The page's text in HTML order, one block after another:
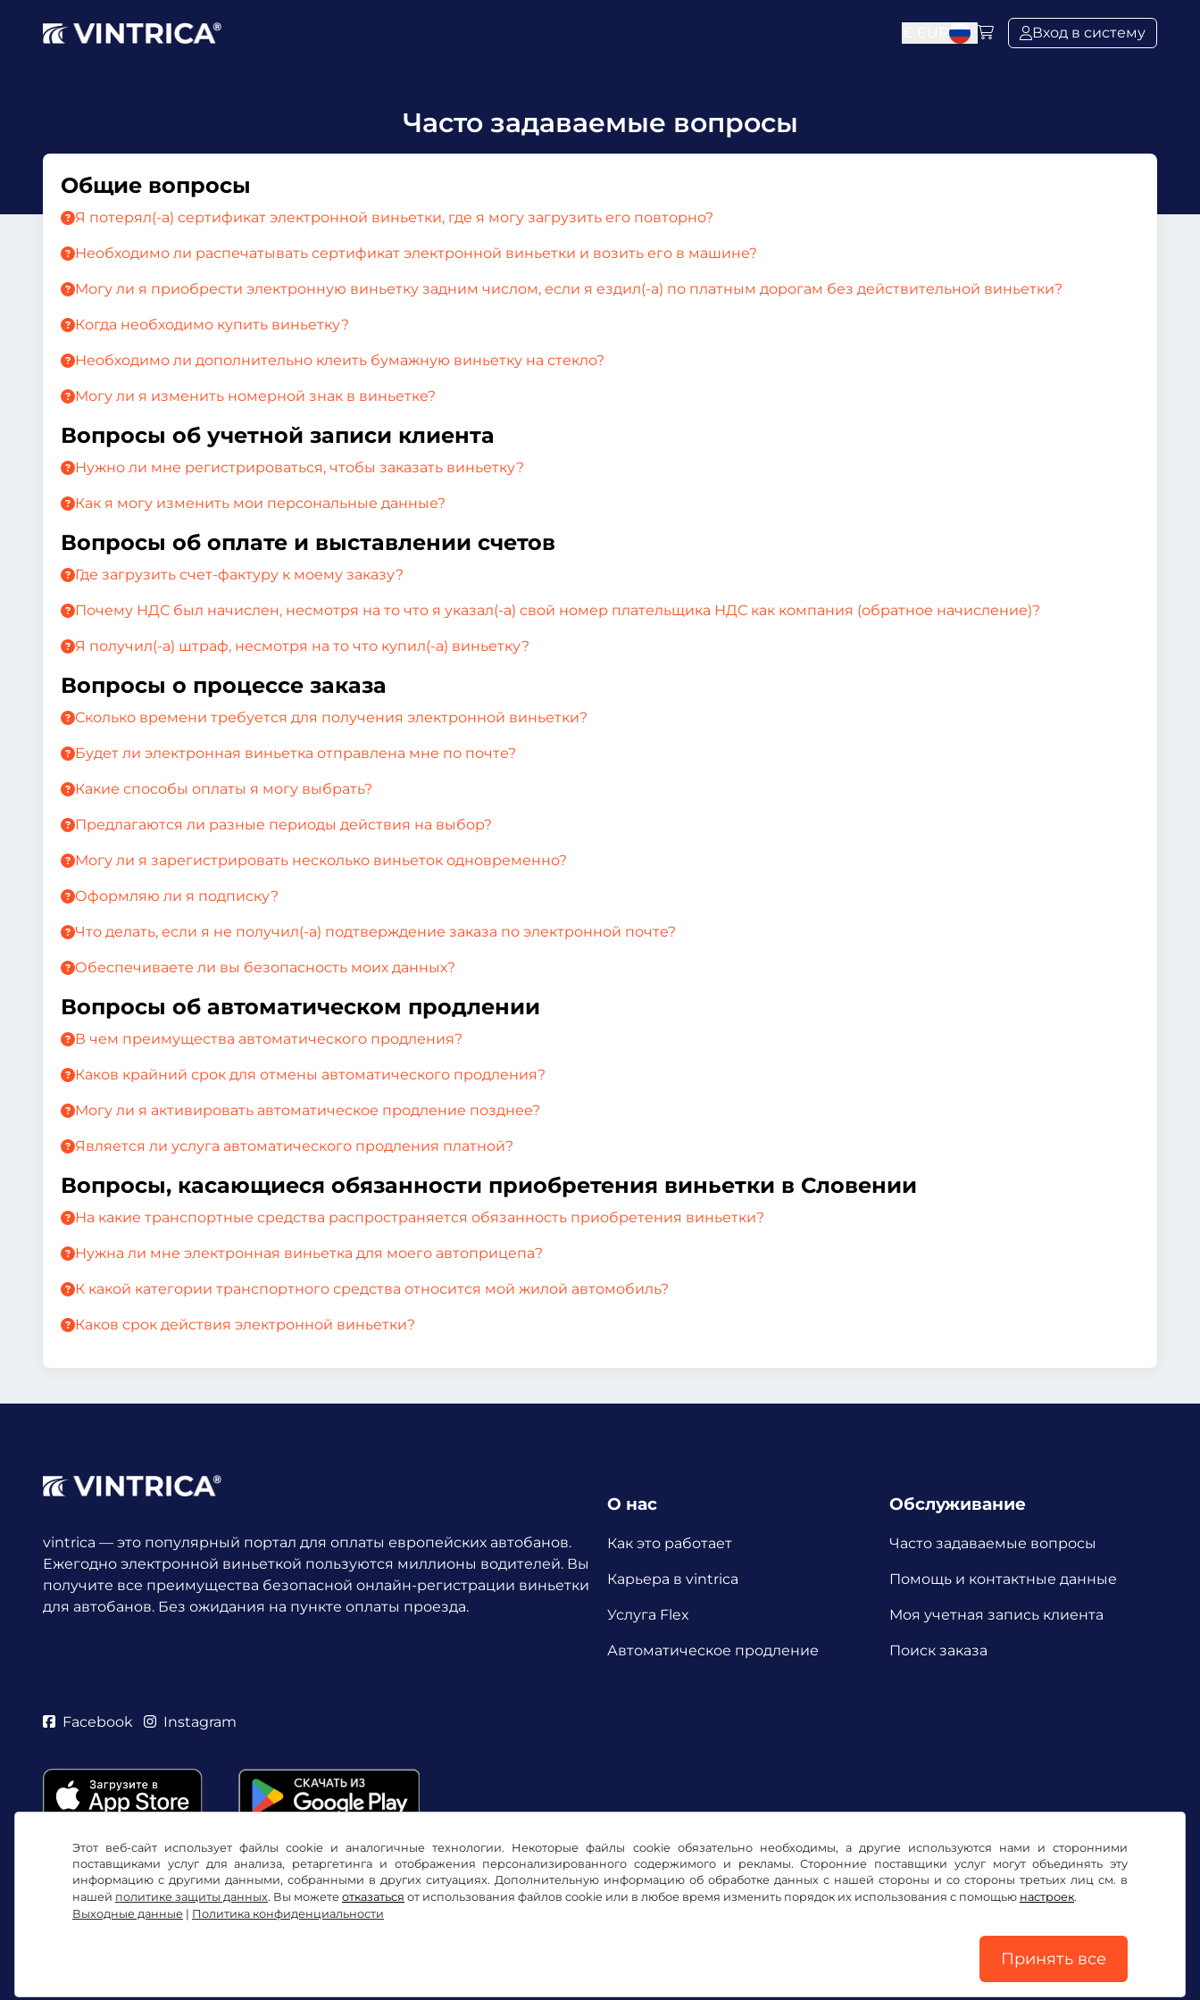
Этот веб-сайт использует файлы cookie и аналогичные технологии. Некоторые файлы cookie обязательно необходимы, а другие используются нами и сторонними
поставщиками услуг для анализа, ретаргетинга и отображения персонализированного содержимого и рекламы. Сторонние поставщики услуг могут объединять эту
информацию с другими данными, собранными в других ситуациях. Дополнительную информацию об обработке данных с нашей стороны и со стороны третьих лиц см. в
нашей политике защиты данных. Вы можете отказаться от использования файлов cookie или в любое время изменить порядок их использования с помощью настроек.
Выходные данные | Политика конфиденциальности
Принять все
Вход в систему
Часто задаваемые вопросы
Общие вопросы
Я потерял(-а) сертификат электронной виньетки, где я могу загрузить его повторно?
Необходимо ли распечатывать сертификат электронной виньетки и возить его в машине?
Могу ли я приобрести электронную виньетку задним числом, если я ездил(-а) по платным дорогам без действительной виньетки?
Когда необходимо купить виньетку?
Необходимо ли дополнительно клеить бумажную виньетку на стекло?
Могу ли я изменить номерной знак в виньетке?
Вопросы об учетной записи клиента
Нужно ли мне регистрироваться, чтобы заказать виньетку?
Как я могу изменить мои персональные данные?
Вопросы об оплате и выставлении счетов
Где загрузить счет-фактуру к моему заказу?
Почему НДС был начислен, несмотря на то что я указал(-а) свой номер плательщика НДС как компания (обратное начисление)?
Я получил(-а) штраф, несмотря на то что купил(-а) виньетку?
Вопросы о процессе заказа
Сколько времени требуется для получения электронной виньетки?
Будет ли электронная виньетка отправлена мне по почте?
Какие способы оплаты я могу выбрать?
Предлагаются ли разные периоды действия на выбор?
Могу ли я зарегистрировать несколько виньеток одновременно?
Оформляю ли я подписку?
Что делать, если я не получил(-а) подтверждение заказа по электронной почте?
Обеспечиваете ли вы безопасность моих данных?
Вопросы об автоматическом продлении
В чем преимущества автоматического продления?
Каков крайний срок для отмены автоматического продления?
Могу ли я активировать автоматическое продление позднее?
Является ли услуга автоматического продления платной?
Вопросы, касающиеся обязанности приобретения виньетки в Словении
На какие транспортные средства распространяется обязанность приобретения виньетки?
Нужна ли мне электронная виньетка для моего автоприцепа?
К какой категории транспортного средства относится мой жилой автомобиль?
Каков срок действия электронной виньетки?
vintrica — это популярный портал для оплаты европейских автобанов.
Ежегодно электронной виньеткой пользуются миллионы водителей. Вы
получите все преимущества безопасной онлайн-регистрации виньетки
для автобанов. Без ожидания на пункте оплаты проезда.
О нас
Как это работает
Карьера в vintrica
Услуга Flex
Автоматическое продление
Обслуживание
Часто задаваемые вопросы
Помощь и контактные данные
Моя учетная запись клиента
Поиск заказа
Facebook Instagram